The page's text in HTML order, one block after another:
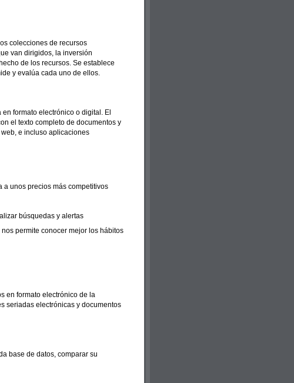
colecciones de recursos
van dirigidos, la inversión
de los recursos. Se establece
y evalúa cada uno de ellos.
formato electrónico o digital. El
el texto completo de documentos y
e incluso aplicaciones
a unos precios más competitivos
búsquedas y alertas
permite conocer mejor los hábitos
en formato electrónico de la
seriadas electrónicas y documentos
base de datos, comparar su